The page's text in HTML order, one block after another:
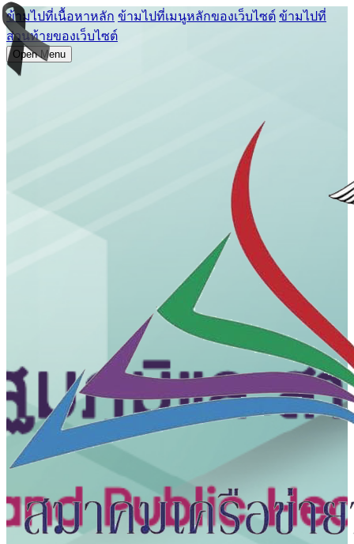
ข้ามไปที่เนื้อหาหลัก ข้ามไปที่เมนูหลักของเว็บไซต์ ข้ามไปที่
ส่วนท้ายของเว็บไซต์
Open Menu